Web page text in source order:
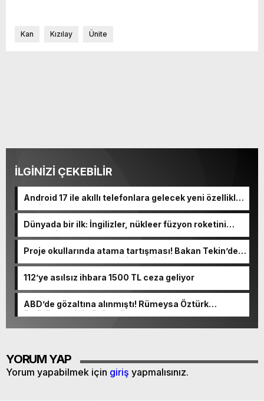
Kan Kızılay Ünite
İLGİNİZİ ÇEKEBİLİR
Android 17 ile akıllı telefonlara gelecek yeni özellikler
belli oldu
Dünyada bir ilk: İngilizler, nükleer füzyon roketini
ateşledi
Proje okullarında atama tartışması! Bakan Tekin’den
“Sıkıntı yaşanmaması için takvimi erken başlattık”
112’ye asılsız ihbara 1500 TL ceza geliyor
ABD’de gözaltına alınmıştı! Rümeysa Öztürk
öldürüleceğini düşünmüş
YORUM YAP
Yorum yapabilmek için giriş yapmalısınız.